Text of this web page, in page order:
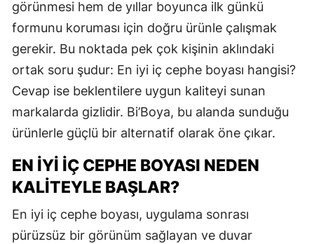
görünmesi hem de yıllar boyunca ilk günkü
formunu koruması için doğru ürünle çalışmak
gerekir. Bu noktada pek çok kişinin aklındaki
ortak soru şudur: En iyi iç cephe boyası hangisi?
Cevap ise beklentilere uygun kaliteyi sunan
markalarda gizlidir. Bi’Boya, bu alanda sunduğu
ürünlerle güçlü bir alternatif olarak öne çıkar.
EN İYI İÇ CEPHE BOYASI NEDEN
KALITEYLE BAŞLAR?
En iyi iç cephe boyası, uygulama sonrası
pürüzsüz bir görünüm sağlayan ve duvar